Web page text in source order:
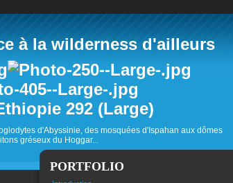
à la wilderness d'ailleurs
d'Abyssinie, des mosquées d'Ispahan aux dômes
gréseux du Hoggar...
PORTFOLIO